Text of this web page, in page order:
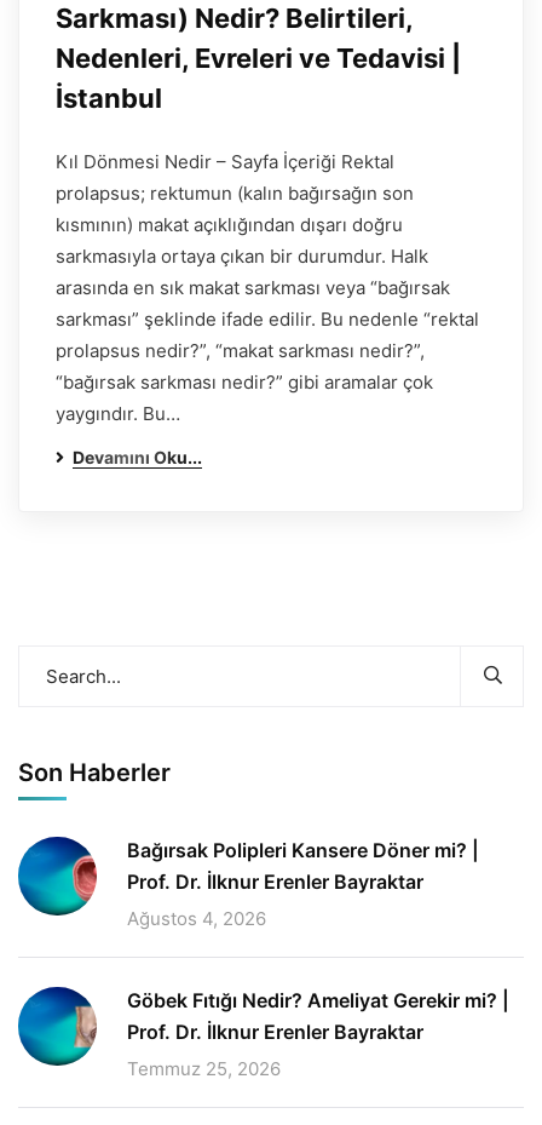
Sarkması) Nedir? Belirtileri,
Nedenleri, Evreleri ve Tedavisi |
İstanbul
Kıl Dönmesi Nedir – Sayfa İçeriği Rektal
prolapsus; rektumun (kalın bağırsağın son
kısmının) makat açıklığından dışarı doğru
sarkmasıyla ortaya çıkan bir durumdur. Halk
arasında en sık makat sarkması veya “bağırsak
sarkması” şeklinde ifade edilir. Bu nedenle “rektal
prolapsus nedir?”, “makat sarkması nedir?”,
“bağırsak sarkması nedir?” gibi aramalar çok
yaygındır. Bu…
Devamını Oku...
Son Haberler
Bağırsak Polipleri Kansere Döner mi? |
Prof. Dr. İlknur Erenler Bayraktar
Ağustos 4, 2026
Göbek Fıtığı Nedir? Ameliyat Gerekir mi? |
Prof. Dr. İlknur Erenler Bayraktar
Temmuz 25, 2026